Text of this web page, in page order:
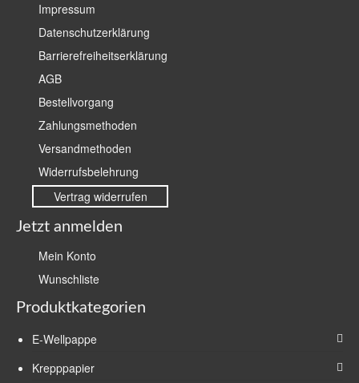
Impressum
Datenschutzerklärung
Barrierefreiheitserklärung
AGB
Bestellvorgang
Zahlungsmethoden
Versandmethoden
Widerrufsbelehrung
Vertrag widerrufen
Jetzt anmelden
Mein Konto
Wunschliste
Produktkategorien
E-Wellpappe
Krepppapier